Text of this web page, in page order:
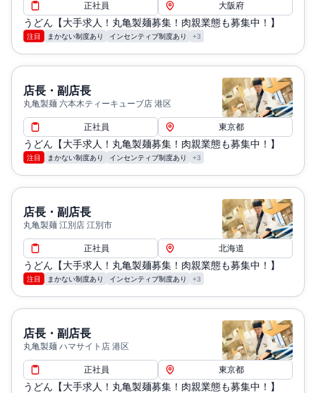
正社員 大阪府
うどん【大手求人！丸亀製麺募集！肉親業態も募集中！】
注目 まかない制度あり インセンティブ制度あり +3
店長・副店長
丸亀製麺 六本木ティーキューブ店 港区
正社員 東京都
うどん【大手求人！丸亀製麺募集！肉親業態も募集中！】
注目 まかない制度あり インセンティブ制度あり +3
店長・副店長
丸亀製麺 江別店 江別市
正社員 北海道
うどん【大手求人！丸亀製麺募集！肉親業態も募集中！】
注目 まかない制度あり インセンティブ制度あり +3
店長・副店長
丸亀製麺 ハマサイト店 港区
正社員 東京都
うどん【大手求人！丸亀製麺募集！肉親業態も募集中！】